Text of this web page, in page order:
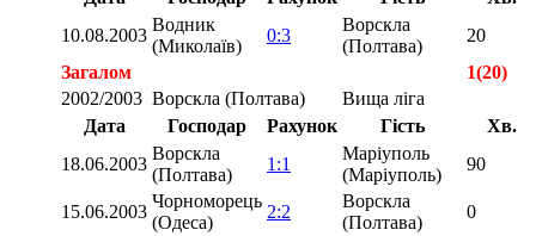
10.08.2003
Водник
(Миколаїв)
0:3
Ворскла
(Полтава)
20
Загалом
1(20)
2002/2003 Ворскла (Полтава)
Вища ліга
Дата
Господар Рахунок Гість
Хв.
18.06.2003
Ворскла
(Полтава)
1:1
Маріуполь
(Маріуполь)
90
15.06.2003
Чорноморець
(Одеса)
2:2
Ворскла
(Полтава)
0